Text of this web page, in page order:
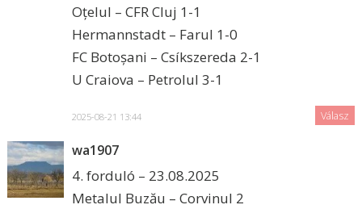
Oțelul – CFR Cluj 1-1
Hermannstadt – Farul 1-0
FC Botoșani – Csíkszereda 2-1
U Craiova – Petrolul 3-1
2025-08-21 13:44 Válasz
wa1907
4. forduló – 23.08.2025
Metalul Buzău – Corvinul 2